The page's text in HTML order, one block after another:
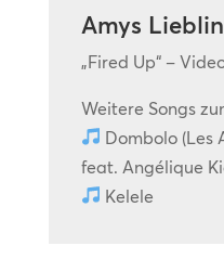
Amys
„Fired Up“ –
Weitere Songs
Dombolo (Les
feat. Angélique
Kelele